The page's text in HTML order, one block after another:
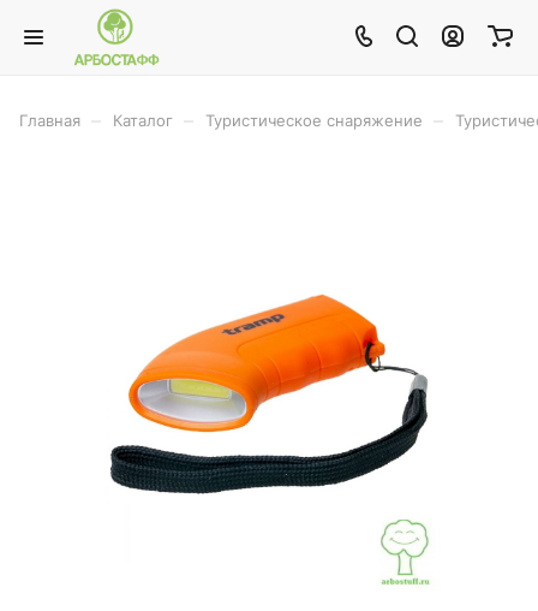
Главная Каталог Туристическое снаряжение